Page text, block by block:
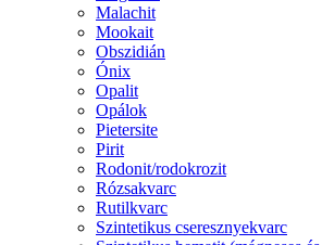
Malachit
Mookait
Obszidián
Ónix
Opalit
Opálok
Pietersite
Pirit
Rodonit/rodokrozit
Rózsakvarc
Rutilkvarc
Szintetikus cseresznyekvarc